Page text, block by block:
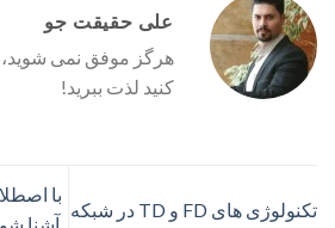
علی حقیقت جو
هرگز موفق نمی
کنید لذت ببرید!
تکنولوژی های FD و TD در شبکه
با